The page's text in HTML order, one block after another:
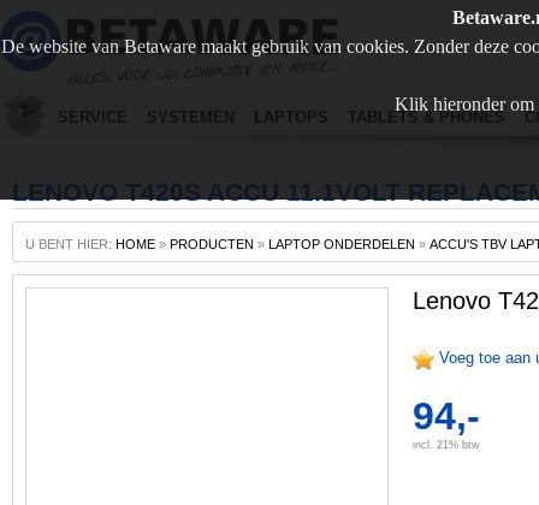
De website van Betaware maakt gebruik van cookies. Zonder deze
Klik hieronder om
SERVICE SYSTEMEN LAPTOPS TABLETS & PHONES
LENOVO T420S ACCU 11.1VOLT
U BENT HIER: HOME » PRODUCTEN » LAPTOP ONDERDELEN » ACCU'S TBV
Lenovo
Voeg toe aan
94,-
incl. 21% btw